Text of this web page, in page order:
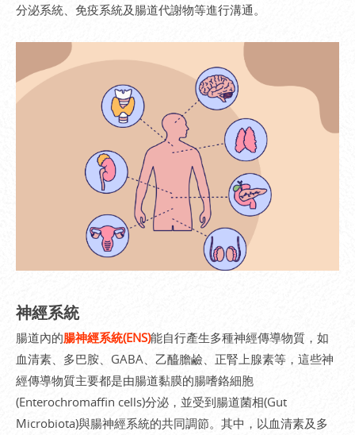
分泌系統、免疫系統及腸道代謝物等進行溝通。
神經系統
腸道內的腸神經系統(ENS)能自行產生多種神經傳導物質，如
血清素、多巴胺、GABA、乙醯膽鹼、正腎上腺素等，這些神
經傳導物質主要都是由腸道黏膜的腸嗜鉻細胞
(Enterochromaffin cells)分泌，並受到腸道菌相(Gut
Microbiota)與腸神經系統的共同調節。其中，以血清素及多